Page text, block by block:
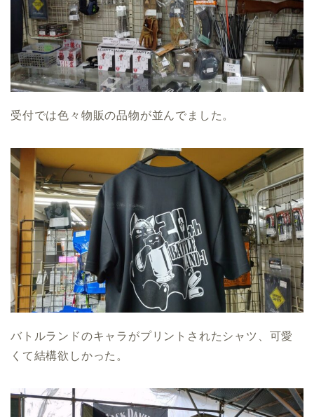
受付では色々物販の品物が並んでました。
バトルランドのキャラがプリントされたシャツ、可愛
くて結構欲しかった。